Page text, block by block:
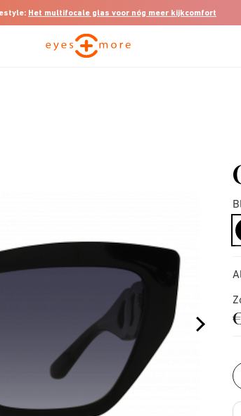
Het multifocale glas voor nóg meer kijkcomfort